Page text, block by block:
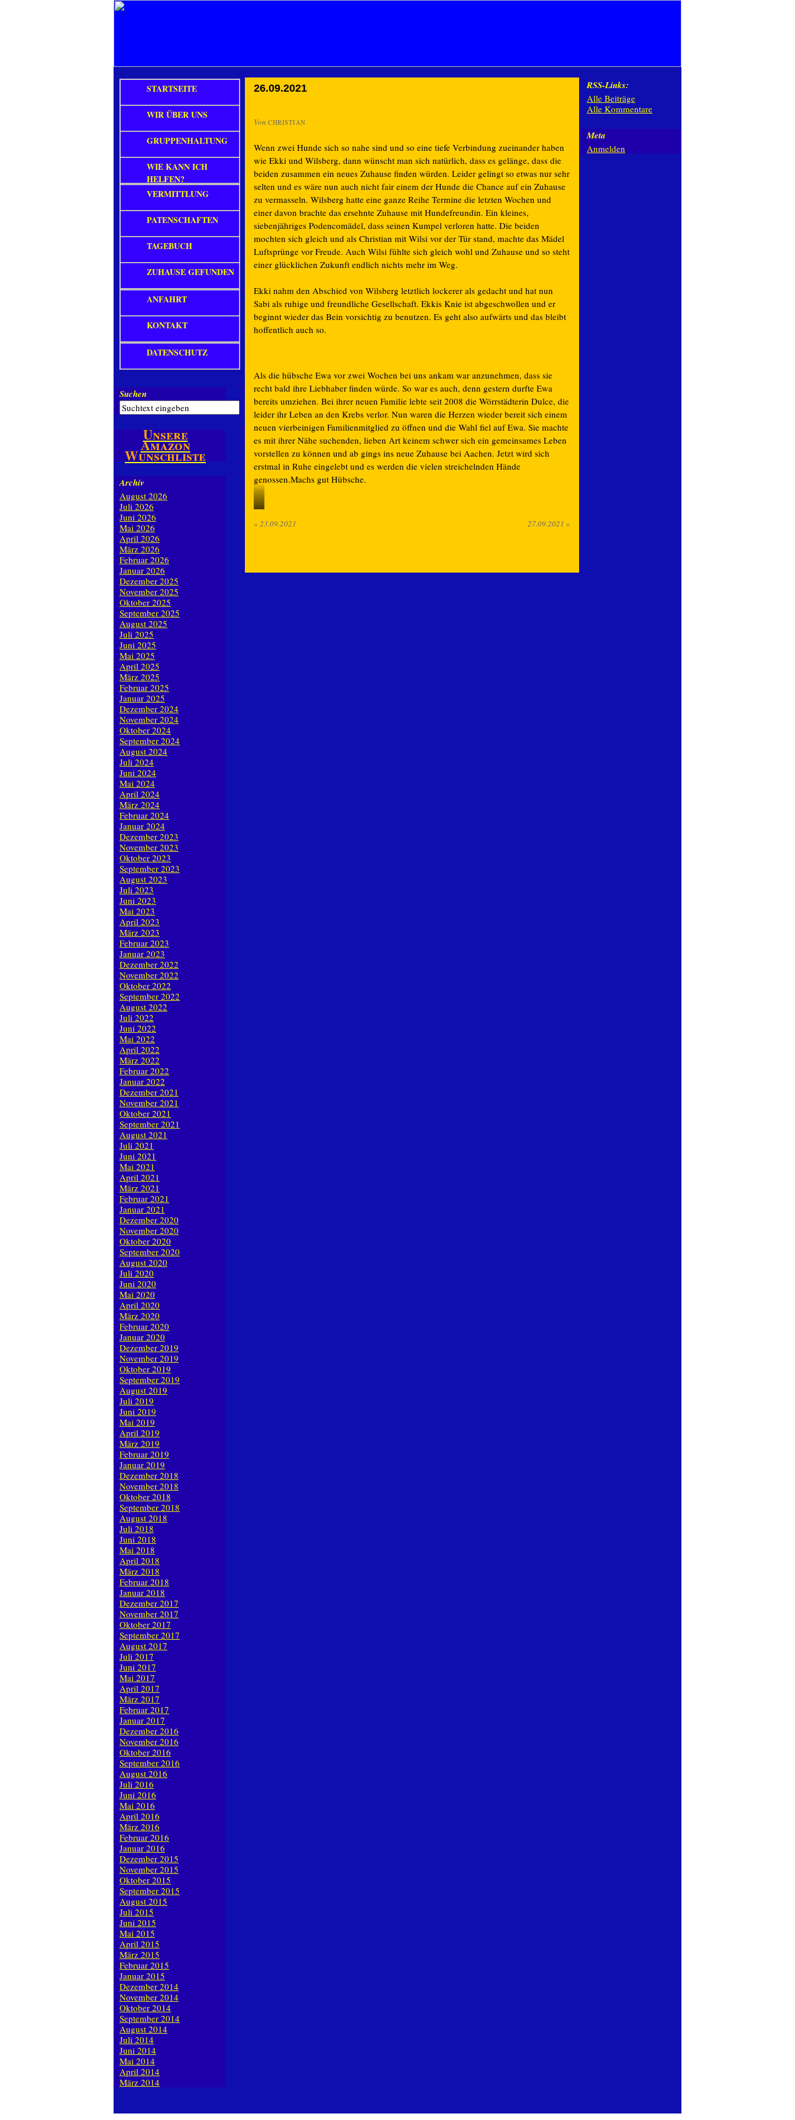
26.09.2021
Von CHRISTIAN
Wenn zwei Hunde sich so nahe sind und so eine tiefe Verbindung zueinander haben
wie Ekki und Wilsberg, dann wünscht man sich natürlich, dass es gelänge, dass die
beiden zusammen ein neues Zuhause finden würden. Leider gelingt so etwas nur sehr
selten und es wäre nun auch nicht fair einem der Hunde die Chance auf ein Zuhause
zu vermasseln. Wilsberg hatte eine ganze Reihe Termine die letzten Wochen und
einer davon brachte das ersehnte Zuhause mit Hundefreundin. Ein kleines,
siebenjähriges Podencomädel, dass seinen Kumpel verloren hatte. Die beiden
mochten sich gleich und als Christian mit Wilsi vor der Tür stand, machte das Mädel
Luftsprünge vor Freude. Auch Wilsi fühlte sich gleich wohl und Zuhause und so steht
einer glücklichen Zukunft endlich nichts mehr im Weg.
Ekki nahm den Abschied von Wilsberg letztlich lockerer als gedacht und hat nun
Sabi als ruhige und freundliche Gesellschaft. Ekkis Knie ist abgeschwollen und er
beginnt wieder das Bein vorsichtig zu benutzen. Es geht also aufwärts und das bleibt
hoffentlich auch so.
Als die hübsche Ewa vor zwei Wochen bei uns ankam war anzunehmen, dass sie
recht bald ihre Liebhaber finden würde. So war es auch, denn gestern durfte Ewa
bereits umziehen. Bei ihrer neuen Familie lebte seit 2008 die Wörrstädterin Dulce, die
leider ihr Leben an den Krebs verlor. Nun waren die Herzen wieder bereit sich einem
neuen vierbeinigen Familienmitglied zu öffnen und die Wahl fiel auf Ewa. Sie machte
es mit ihrer Nähe suchenden, lieben Art keinem schwer sich ein gemeinsames Leben
vorstellen zu können und ab gings ins neue Zuhause bei Aachen. Jetzt wird sich
erstmal in Ruhe eingelebt und es werden die vielen streichelnden Hände
genossen.Machs gut Hübsche.
Dulce
« 23.09.2021 27.09.2021 »
STARTSEITE
WIR ÜBER UNS
GRUPPENHALTUNG
WIE KANN ICH
HELFEN?
VERMITTLUNG
PATENSCHAFTEN
TAGEBUCH
ZUHAUSE GEFUNDEN
ANFAHRT
KONTAKT
DATENSCHUTZ
Suchen
Unsere
Amazon
Wunschliste
Archiv
August 2026
Juli 2026
Juni 2026
Mai 2026
April 2026
März 2026
Februar 2026
Januar 2026
Dezember 2025
November 2025
Oktober 2025
September 2025
August 2025
Juli 2025
Juni 2025
Mai 2025
April 2025
März 2025
Februar 2025
Januar 2025
Dezember 2024
November 2024
Oktober 2024
September 2024
August 2024
Juli 2024
Juni 2024
Mai 2024
April 2024
März 2024
Februar 2024
Januar 2024
Dezember 2023
November 2023
Oktober 2023
September 2023
August 2023
Juli 2023
Juni 2023
Mai 2023
April 2023
März 2023
Februar 2023
Januar 2023
Dezember 2022
November 2022
Oktober 2022
September 2022
August 2022
Juli 2022
Juni 2022
Mai 2022
April 2022
März 2022
Februar 2022
Januar 2022
Dezember 2021
November 2021
Oktober 2021
September 2021
August 2021
Juli 2021
Juni 2021
Mai 2021
April 2021
März 2021
Februar 2021
Januar 2021
Dezember 2020
November 2020
Oktober 2020
September 2020
August 2020
Juli 2020
Juni 2020
Mai 2020
April 2020
März 2020
Februar 2020
Januar 2020
Dezember 2019
November 2019
Oktober 2019
September 2019
August 2019
Juli 2019
Juni 2019
Mai 2019
April 2019
März 2019
Februar 2019
Januar 2019
Dezember 2018
November 2018
Oktober 2018
September 2018
August 2018
Juli 2018
Juni 2018
Mai 2018
April 2018
März 2018
Februar 2018
Januar 2018
Dezember 2017
November 2017
Oktober 2017
September 2017
August 2017
Juli 2017
Juni 2017
Mai 2017
April 2017
März 2017
Februar 2017
Januar 2017
Dezember 2016
November 2016
Oktober 2016
September 2016
August 2016
Juli 2016
Juni 2016
Mai 2016
April 2016
März 2016
Februar 2016
Januar 2016
Dezember 2015
November 2015
Oktober 2015
September 2015
August 2015
Juli 2015
Juni 2015
Mai 2015
April 2015
März 2015
Februar 2015
Januar 2015
Dezember 2014
November 2014
Oktober 2014
September 2014
August 2014
Juli 2014
Juni 2014
Mai 2014
April 2014
März 2014
RSS-Links:
Alle Beiträge
Alle Kommentare
Meta
Anmelden